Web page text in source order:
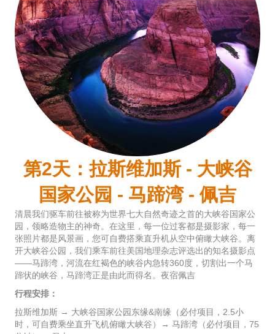
第2天：拉斯维加斯 - 大峡谷
国家公园 - 马蹄湾 - 佩吉
清晨我们驱车前往被称为世界七大自然奇迹之首的大峡谷国家公
园，领略造物主的神奇。在这里，每一位过客都是摄影家，每一
张照片都是风景画，您可自费搭乘直升机从空中俯瞰大峡谷。离
开大峡谷公园，我们乘车前往美国地理杂志评选出的知名摄影点
——马蹄湾，河流在红褐色的峡谷内急转360度，切割出一个马
蹄状的峡谷，马蹄湾正是由此而得名。夜宿佩吉
行程安排：
拉斯维加斯 → 大峡谷国家公园东缘&南缘（必付项目，2.5小
时，可自费乘坐直升飞机俯瞰大峡谷）→ 马蹄湾（必付项目，75